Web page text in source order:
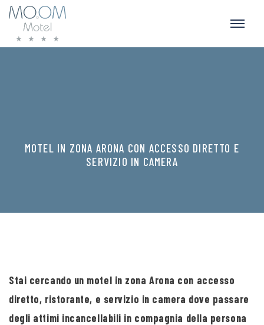
MOTEL IN ZONA ARONA CON ACCESSO DIRETTO E
SERVIZIO IN CAMERA
Stai cercando un motel in zona Arona con accesso
diretto, ristorante, e servizio in camera dove passare
degli attimi incancellabili in compagnia della persona